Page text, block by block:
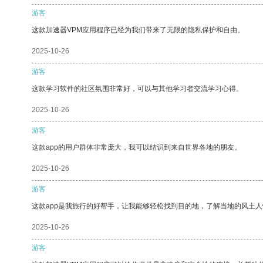
游客
这款加速器VPM应用程序已经为我们带来了无限的隐私保护和自由。
2025-10-26
游客
这款学习软件的社区氛围非常好，可以与其他学习者交流学习心得。
2025-10-26
游客
这款app的用户群体非常庞大，我可以结识到来自世界各地的朋友。
2025-10-26
游客
这款app是我旅行的好帮手，让我能够轻松找到目的地，了解当地的风土
2025-10-26
游客